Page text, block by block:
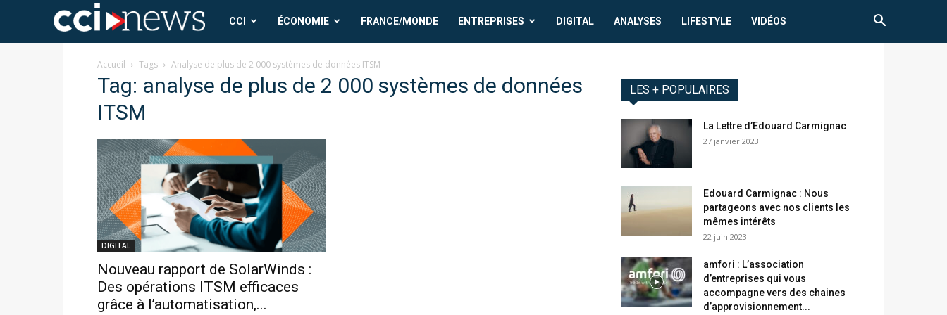
CCI
News
CCI ÉCONOMIE FRANCE/MONDE ENTREPRISES DIGITAL ANALYSES LIFESTYLE VIDÉOS
Accueil Tags Analyse de plus de 2 000 systèmes de données ITSM
Tag: analyse de plus de 2 000 systèmes de données
ITSM
DIGITAL
Nouveau rapport de SolarWinds :
Des opérations ITSM efficaces
grâce à l’automatisation,...
LES + POPULAIRES
La Lettre d’Edouard Carmignac
27 janvier 2023
Edouard Carmignac : Nous
partageons avec nos clients les
mêmes intérêts
22 juin 2023
amfori : L’association
d’entreprises qui vous
accompagne vers des chaines
d’approvisionnement...